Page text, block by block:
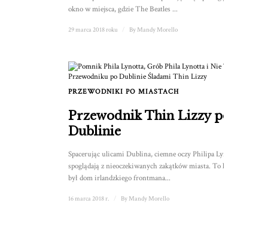
okno w miejsca, gdzie The Beatles ...
29 marca 2018 roku By Mandy Morello
PRZEWODNIKI PO MIASTACH
Przewodnik Thin Lizzy po
Dublinie
Spacerując ulicami Dublina, ciemne oczy Philipa Lynotta
spoglądają z nieoczekiwanych zakątków miasta. To kiedyś
był dom irlandzkiego frontmana...
16 marca 2018 r. By Mandy Morello